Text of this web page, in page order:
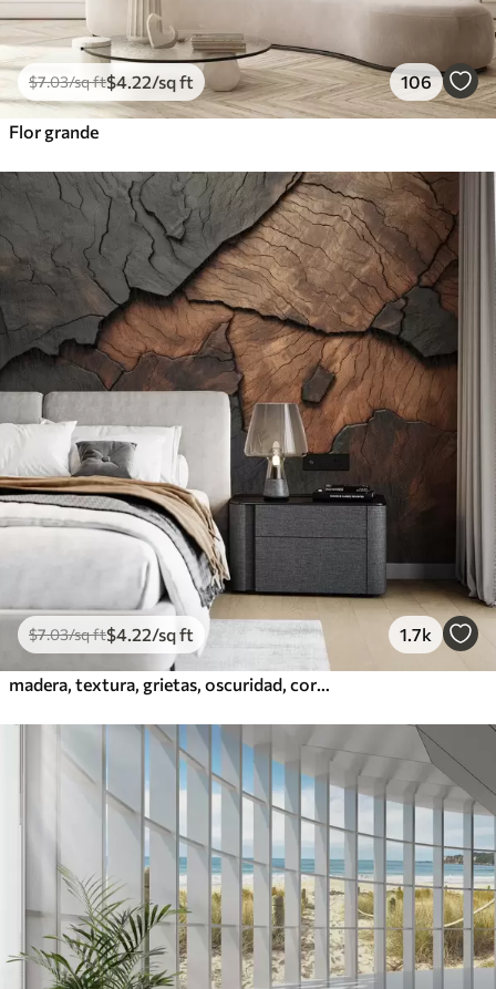
$7.03/sq ft$4.22/sq ft 106
Flor grande
$7.03/sq ft$4 .22/sq ft 1.7k